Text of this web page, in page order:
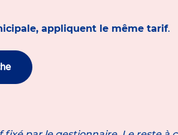
appliquent le même tarif.